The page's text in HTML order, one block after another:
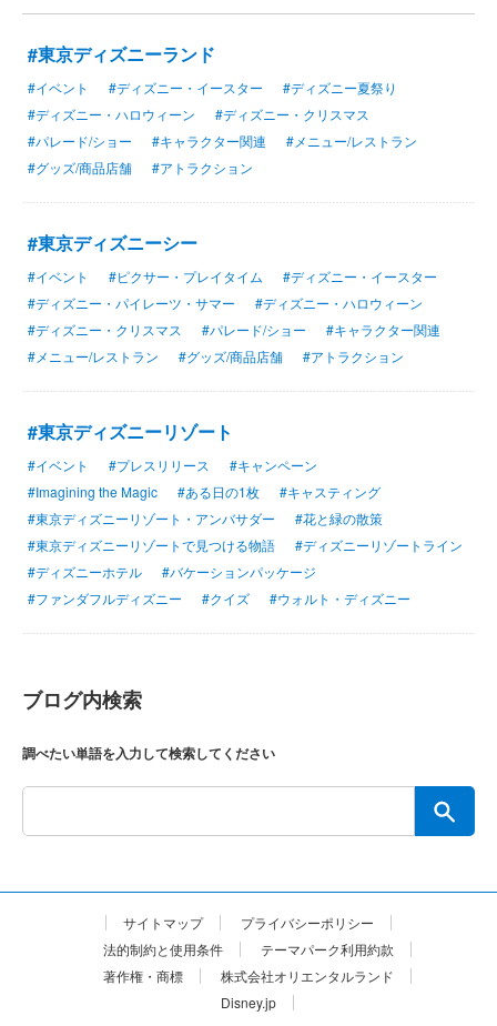
#東京ディズニーランド
#イベント #ディズニー・イースター
#ディズニー夏祭り
#ディズニー・ハロウィーン
#ディズニー・クリスマス
#パレード/ショー
#キャラクター関連
#メニュー/レストラン
#グッズ/商品店舗
#アトラクション
#東京ディズニーシー
#イベント #ピクサー・プレイタイム
#ディズニー・イースター
#ディズニー・パイレーツ・サマー
#ディズニー・ハロウィーン
#ディズニー・クリスマス
#パレード/ショー
#キャラクター関連
#メニュー/レストラン
#グッズ/商品店舗 #アトラクション
#東京ディズニーリゾート
#イベント #プレスリリース
#キャンペーン
#Imagining the Magic
#ある日の1枚
#キャスティング
#東京ディズニーリゾート・アンバサダー
#花と緑の散策
#東京ディズニーリゾートで見つける物語
#ディズニーリゾートライン
#ディズニーホテル
#バケーションパッケージ
#ファンダフルディズニー
#クイズ #ウォルト・ディズニー
ブログ内検索
調べたい単語を入力して検索してください
サイトマップ
プライバシーポリシー
法的制約と使用条件
テーマパーク利用約款
著作権・商標
株式会社オリエンタルランド
Disney.jp